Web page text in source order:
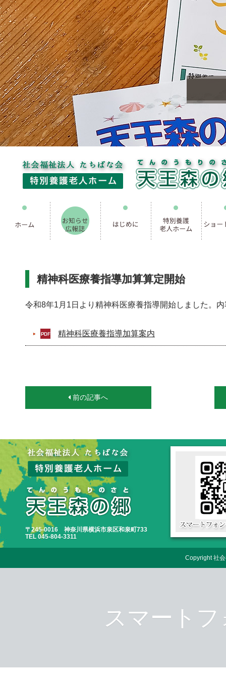
精神科医療養指導加算算定開始
令和8年1月1日より精神科医療養指導開始しました。
精神科医療養指導加算案内
前の記事へ
〒245-0016 神奈川県横浜市泉区和泉町733
TEL 045-804-3311
Copyright 社
スマート